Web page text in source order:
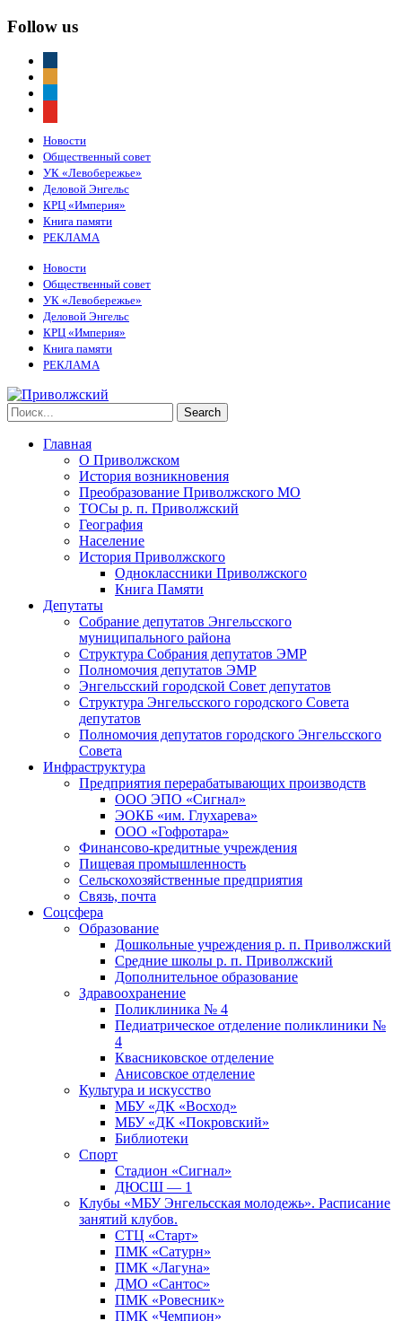
Follow us
Новости
Общественный совет
УК «Левобережье»
Деловой Энгельс
КРЦ «Империя»
Книга памяти
РЕКЛАМА
Новости
Общественный совет
УК «Левобережье»
Деловой Энгельс
КРЦ «Империя»
Книга памяти
РЕКЛАМА
Главная
О Приволжском
История возникновения
Преобразование Приволжского МО
ТОСы р. п. Приволжский
География
Население
История Приволжского
Одноклассники Приволжского
Книга Памяти
Депутаты
Собрание депутатов Энгельсского
муниципального района
Структура Собрания депутатов ЭМР
Полномочия депутатов ЭМР
Энгельсский городской Совет депутатов
Структура Энгельсского городского Совета
депутатов
Полномочия депутатов городского Энгельсского
Совета
Инфраструктура
Предприятия перерабатывающих производств
ООО ЭПО «Сигнал»
ЭОКБ «им. Глухарева»
ООО «Гофротара»
Финансово-кредитные учреждения
Пищевая промышленность
Сельскохозяйственные предприятия
Связь, почта
Соцсфера
Образование
Дошкольные учреждения р. п. Приволжский
Средние школы р. п. Приволжский
Дополнительное образование
Здравоохранение
Поликлиника № 4
Педиатрическое отделение поликлиники №
4
Квасниковское отделение
Анисовское отделение
Культура и искусство
МБУ «ДК «Восход»
МБУ «ДК «Покровский»
Библиотеки
Спорт
Стадион «Сигнал»
ДЮСШ — 1
Клубы «МБУ Энгельсская молодежь». Расписание
занятий клубов.
СТЦ «Старт»
ПМК «Сатурн»
ПМК «Лагуна»
ДМО «Сантос»
ПМК «Ровесник»
ПМК «Чемпион»